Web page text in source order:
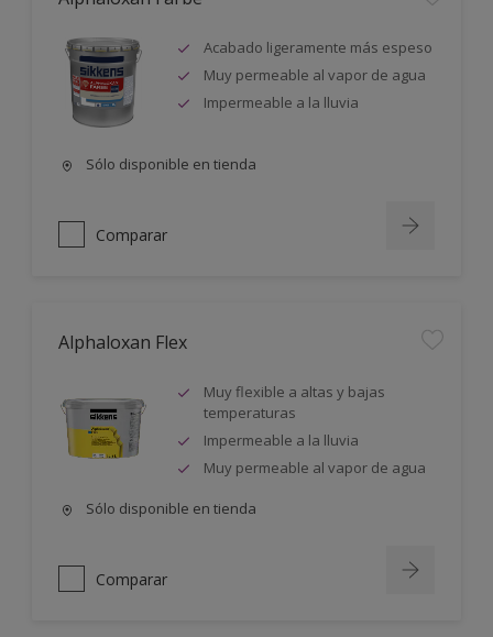
Acabado ligeramente más espeso
Muy permeable al vapor de agua
Impermeable a la lluvia
Sólo disponible en tienda
Comparar
Alphaloxan Flex
Muy flexible a altas y bajas
temperaturas
Impermeable a la lluvia
Muy permeable al vapor de agua
Sólo disponible en tienda
Comparar